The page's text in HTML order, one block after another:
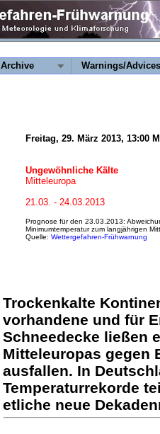
Archive Warnings/
Freitag, 29. März 2013, 13:00
Ungewöhnliche Kälte
Mitteleuropa
21.03. - 24.03.2013
Prognose für den 23.03.2013:
Minimumtemperatur zum langjährigen
Quelle: Wettergefahren-Frühwarnung
Trockenkalte
vorhandene und für
Schneedecke ließen
Mitteleuropas gegen
ausfallen. In
Temperaturrekorde
etliche neue